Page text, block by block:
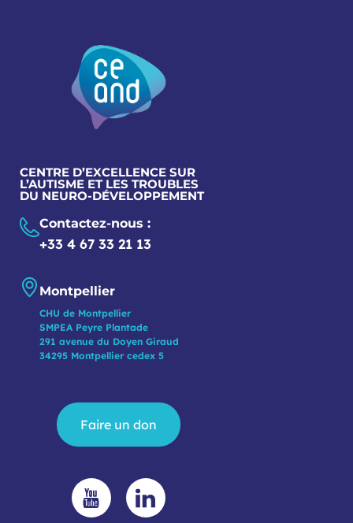
CENTRE D’EXCELLENCE SUR
L’AUTISME ET LES TROUBLES
DU NEURO-DÉVELOPPEMENT
Contactez-nous :
+33 4 67 33 21 13
Montpellier
CHU de Montpellier
SMPEA Peyre Plantade
291 avenue du Doyen Giraud
34295 Montpellier cedex 5
Faire un don